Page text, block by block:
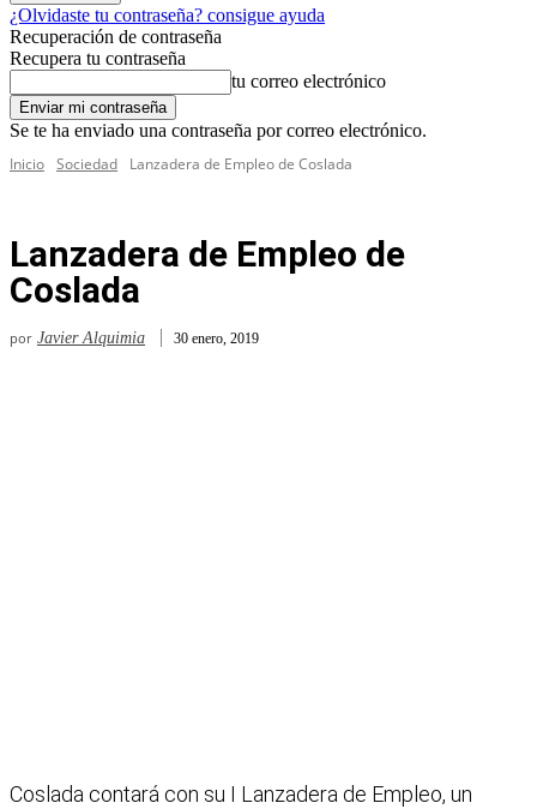
¿Olvidaste tu contraseña? consigue ayuda
Recuperación de contraseña
Recupera tu contraseña
tu correo electrónico
Se te ha enviado una contraseña por correo electrónico.
Inicio Sociedad Lanzadera de Empleo de Coslada
Lanzadera de Empleo de
Coslada
por Javier Alquimia 30 enero, 2019
Coslada contará con su I Lanzadera de Empleo, un